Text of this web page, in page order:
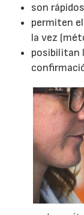
son rápidos
permiten
la vez
posibilitan